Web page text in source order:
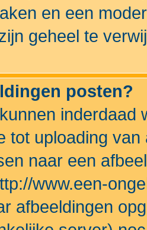
en een
geheel te
posten?
inderdaad
tot uploading
naar een
www.een-
afbeeldingen